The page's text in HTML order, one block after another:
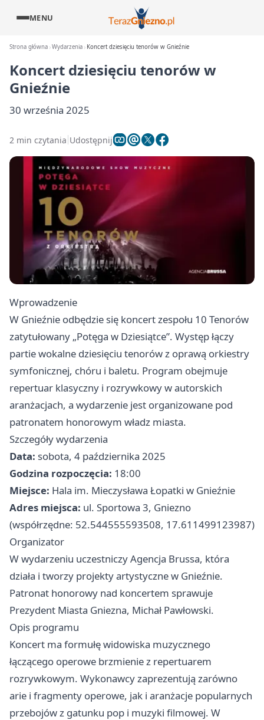
MENU
Strona główna Wydarzenia Koncert dziesięciu tenorów w Gnieźnie
Koncert dziesięciu tenorów w
Gnieźnie
30 września 2025
2 min czytania Udostępnij
Wprowadzenie
W Gnieźnie odbędzie się koncert zespołu 10 Tenorów
zatytułowany „Potęga w Dziesiątce”. Występ łączy
partie wokalne dziesięciu tenorów z oprawą orkiestry
symfonicznej, chóru i baletu. Program obejmuje
repertuar klasyczny i rozrywkowy w autorskich
aranżacjach, a wydarzenie jest organizowane pod
patronatem honorowym władz miasta.
Szczegóły wydarzenia
Data: sobota, 4 października 2025
Godzina rozpoczęcia: 18:00
Miejsce: Hala im. Mieczysława Łopatki w Gnieźnie
Adres miejsca: ul. Sportowa 3, Gniezno
(współrzędne: 52.544555593508, 17.611499123987)
Organizator
W wydarzeniu uczestniczy Agencja Brussa, która
działa i tworzy projekty artystyczne w Gnieźnie.
Patronat honorowy nad koncertem sprawuje
Prezydent Miasta Gniezna, Michał Pawłowski.
Opis programu
Koncert ma formułę widowiska muzycznego
łączącego operowe brzmienie z repertuarem
rozrywkowym. Wykonawcy zaprezentują zarówno
arie i fragmenty operowe, jak i aranżacje popularnych
przebojów z gatunku pop i muzyki filmowej. W